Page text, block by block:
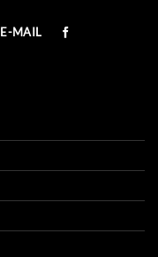
E-MAIL